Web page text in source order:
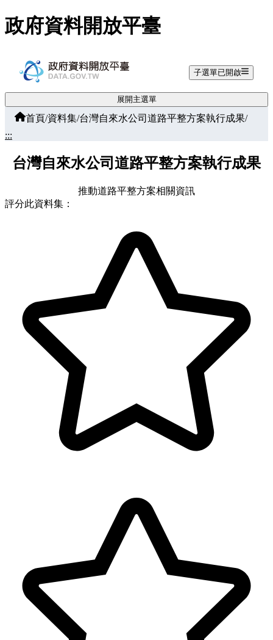
跳至主要內容
政府資料開放平臺
子選單已開啟
展開主選單
首頁/資料集/台灣自來水公司道路平整方案執行成果/
:::
台灣自來水公司道路平整方案執行成果
推動道路平整方案相關資訊
評分此資料集：